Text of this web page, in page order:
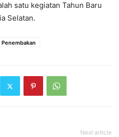
satu kegiatan Tahun Baru
Selatan.
Penembakan
Next article